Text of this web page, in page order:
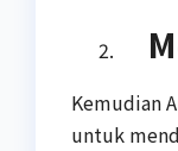
Kemudian
untuk